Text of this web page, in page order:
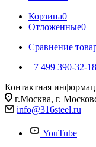
Корзина0
Отложенные0
Сравнение
+7 499 390-32-18
Контактная
г.Москва, г.
info@316steel.ru
YouTube